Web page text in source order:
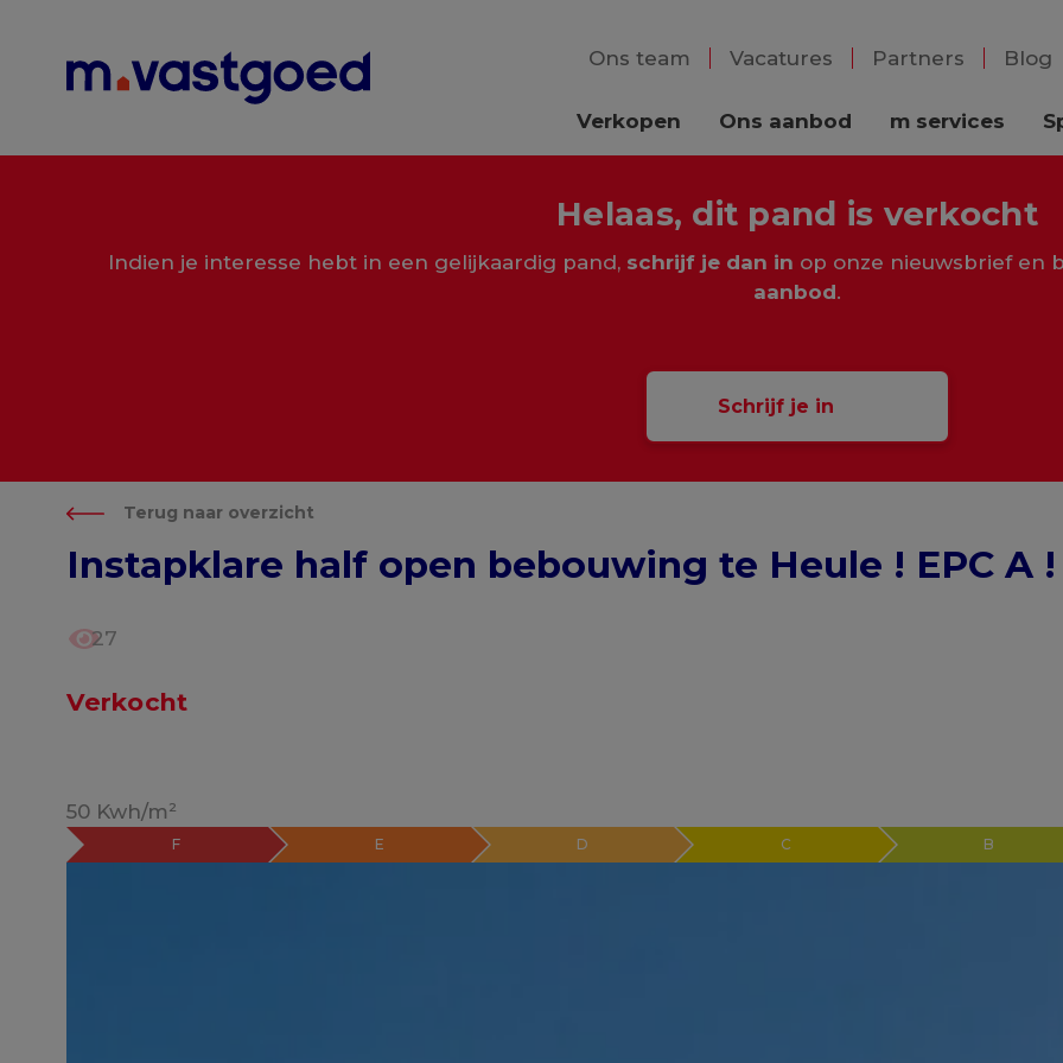
Ons team
Vacatures Partners Blog
Verkopen Ons aanbod m services
Helaas, dit pand is verkocht
Indien je interesse hebt in een gelijkaardig pand, schrijf je dan in op onze nieuwsbrief en
aanbod.
Schrijf je in
Terug naar overzicht
Instapklare half open bebouwing te Heule ! EPC A !
27
Verkocht
50 Kwh/m²
F E D C B